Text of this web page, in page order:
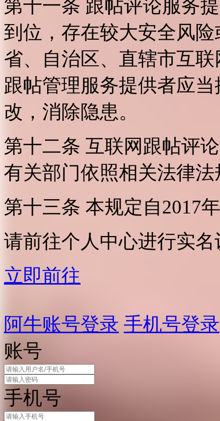
第十一条 跟帖评论服务
到位，存在较大安全风
省、自治区、直辖市互
跟帖管理服务提供者应
改，消除隐患。
第十二条 互联网跟帖评
有关部门依照相关法律
第十三条 本规定自2017
请前往个人中心进行实名
立即前往
阿牛账号登录 手机号登录
账号
手机号